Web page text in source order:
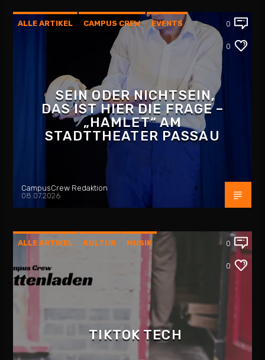
ALLE ARTIKEL CAMPUS CREW EVENTS 0
0
SEIN ODER NICHTSEIN,
DAS IST HIER DIE FRAGE –
„HAMLET“ AM
STADTTHEATER PASSAU
CampusCrew Redaktion
08.07.2026
ALLE ARTIKEL KULTUR MUSIK
PLATTENLADEN
0
0
TIKTOK TECH